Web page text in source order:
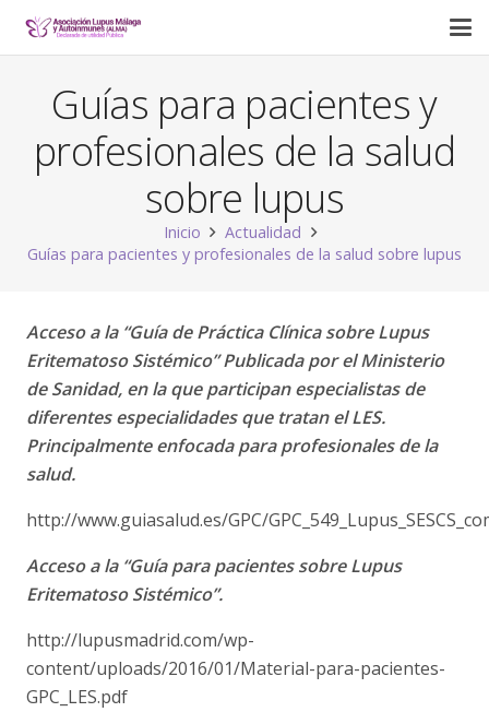
Guías para pacientes y
profesionales de la salud
sobre lupus
Inicio
Actualidad
Guías para pacientes y profesionales de la salud sobre lupus
Acceso a la “Guía de Práctica Clínica sobre Lupus
Eritematoso Sistémico” Publicada por el Ministerio
de Sanidad, en la que participan especialistas de
diferentes especialidades que tratan el LES.
Principalmente enfocada para profesionales de la
salud.
http://www.guiasalud.es/GPC/
Acceso a la “Guía para pacientes sobre Lupus
Eritematoso Sistémico”.
http://lupusmadrid.com/wp-
content/uploads/2016/01/Material-para-pacientes-
GPC_LES.pdf